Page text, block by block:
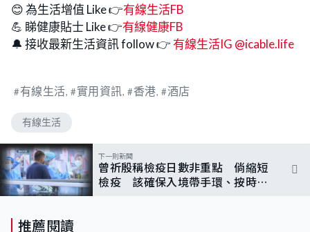
😊 為生活增值 Like 👉有線生活FB
💪 睇健康貼士 Like 👉有線健康FB
🔔 接收最新生活資訊 follow 👉 有線生活IG @icable.life
有線生活 實用資訊 香港 酒店
有線生活
下一則新聞
曾祈殷稱檢疫日數非重點 倘縮短
檢疫 該確保入境帶手環、按時核
推薦閱讀